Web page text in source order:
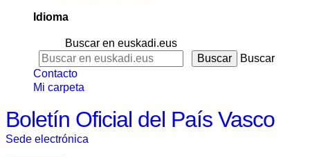
Idioma
Buscar en euskadi.eus
Buscar
Contacto
Mi carpeta
Boletín Oficial del País Vasco
Sede electrónica